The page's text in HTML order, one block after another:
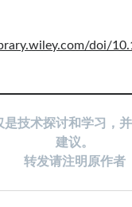
doi/
是技术探讨和学习，
建议。
转发请注明原作者